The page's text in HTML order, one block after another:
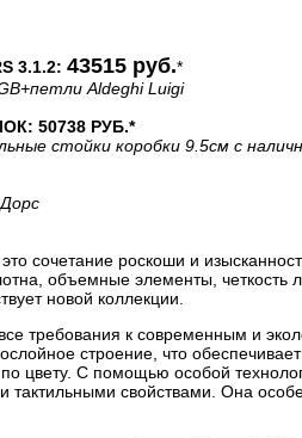
3.1.2: 43515 руб.*
+петли Aldeghi Luigi
50738 РУБ.*
стойки коробки 9.5см с
сочетание роскоши и
объемные элементы, четкость
новой коллекции.
требования к современным и
строение, что
цвету. С помощью особой
тактильными свойствами. Она